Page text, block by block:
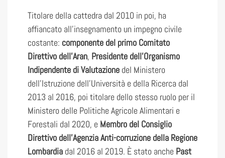
Titolare della cattedra dal 2010 in poi, ha
affiancato all’insegnamento un impegno civile
costante: componente del primo Comitato
Direttivo dell’Aran, Presidente dell’Organismo
Indipendente di Valutazione del Ministero
dell’Istruzione dell’Università e della Ricerca dal
2013 al 2016, poi titolare dello stesso ruolo per il
Ministero delle Politiche Agricole Alimentari e
Forestali dal 2020, e Membro del Consiglio
Direttivo dell’Agenzia Anti-corruzione della Regione
Lombardia dal 2016 al 2019. È stato anche Past